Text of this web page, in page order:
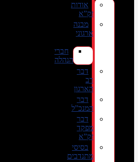
אודות
זק”א
מבנה
ארגוני
חברי
הנהלה
דבר
רב
הארגון
דבר
המנכ”ל
דבר
מפקד
זק”א
בסיסי
מתנדבים